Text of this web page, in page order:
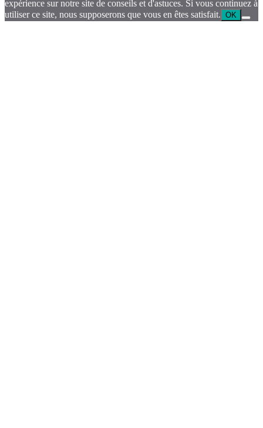
expérience sur notre site de conseils et d'astuces. Si vous continuez à
utiliser ce site, nous supposerons que vous en êtes satisfait. OK